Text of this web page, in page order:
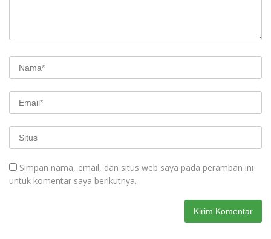
Simpan nama, email, dan situs web saya pada peramban ini
untuk komentar saya berikutnya.